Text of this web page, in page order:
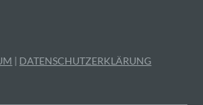
| DATENSCHUTZERKLÄRUNG
werden, unabhängig
es sich bei ihr um einen Dritten